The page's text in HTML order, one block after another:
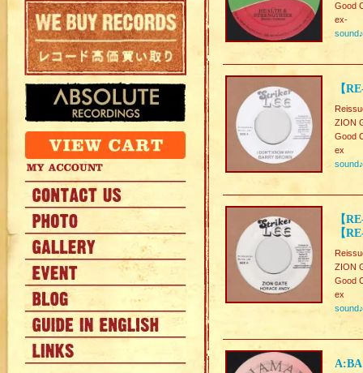
Good
ex-
sound♪
【
ZION
Good
ex
sound♪
【
【
ZION
Good
ex
sound♪
A:BA